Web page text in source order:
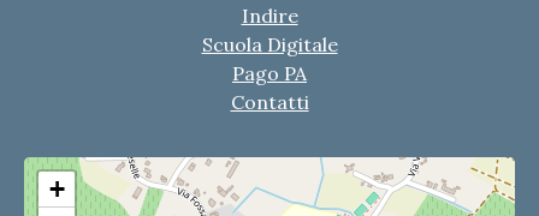
Indire
Scuola Digitale
Pago PA
Contatti
+